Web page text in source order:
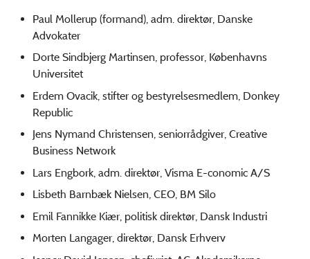
Paul Mollerup (formand), adm. direktør, Danske
Advokater
Dorte Sindbjerg Martinsen, professor, Københavns
Universitet
Erdem Ovacik, stifter og bestyrelsesmedlem, Donkey
Republic
Jens Nymand Christensen, seniorrådgiver, Creative
Business Network
Lars Engbork, adm. direktør, Visma E-conomic A/S
Lisbeth Barnbæk Nielsen, CEO, BM Silo
Emil Fannikke Kiær, politisk direktør, Dansk Industri
Morten Langager, direktør, Dansk Erhverv